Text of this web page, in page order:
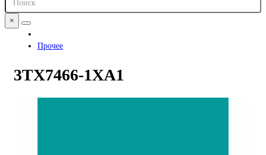
×
Прочее
3TX7466-1XA1